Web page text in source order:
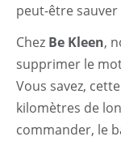
peut-être
Chez Be Kleen,
supprimer le
Vous savez,
kilomètres de
commander, le